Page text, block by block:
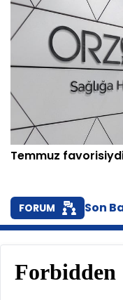
Temmuz
FORUM Son